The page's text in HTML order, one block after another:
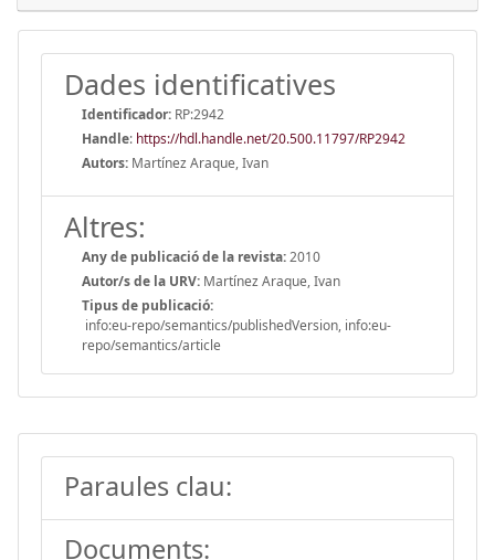
Dades identificatives
Identificador: RP:2942
Handle: https://hdl.handle.net/20.500.11797/RP2942
Autors: Martínez Araque, Ivan
Altres:
Any de publicació de la revista:2010
Autor/s de la URV: Martínez Araque, Ivan
Tipus de publicació:
info:eu-repo/semantics/publishedVersion, info:eu-
repo/semantics/article
Paraules clau:
Documents: